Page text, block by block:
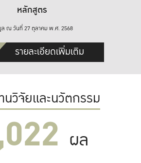
หลักสูตร
ณ วันที่ 27 ตุลาคม พ.ศ. 2568
รายละเอียดเพิ่มเติม
นวิจัยและนวัตกรรม
ผล